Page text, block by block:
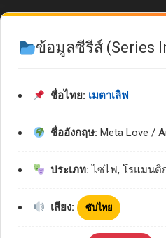
ข้อมูลซีรีส์ (Series
ชื่อไทย: เมตาเลิฟ
ชื่ออังกฤษ: Meta Love /
ประเภท: ไซไฟ, โรแมนติ
เสียง: ซับไทย